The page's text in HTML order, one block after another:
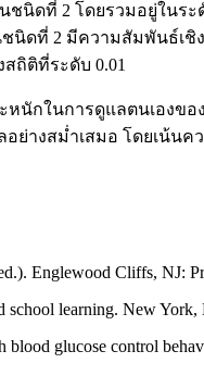
ชนิดที่ 2 โดยรวมอยู่ในร
ชนิดที่ 2 มีความสัมพันธ์เ
ถิติที่ระดับ 0.01
หนักในการดูแลตนเองข
ย่างสม่ำเสมอ โดยเน้น
Englewood Cliffs, NJ:
school learning. New
blood glucose control